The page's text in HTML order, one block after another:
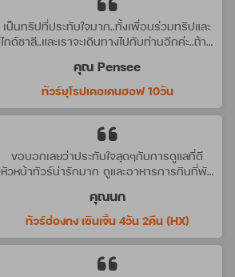
เป็นทริปที่ประทับใจมาก..ทั้งเพื่อนร่วมทริปและ
ไกด์ชาลี..และเราจะเดินทางไปกับท่านอีกค่ะ..ถ้ามี
คุณ Pensee
ทัวร์ยุโรปเคอเคนฮอฟ 10วัน
ขอบอกเลยว่าประทับใจสุดๆกับการดูแลที่ดี
หัวหน้าทัวร์น่ารักมาก ดูและอาหารการกินที่พัก
บริษัทนี้อีกค่ะ
คุณนก
ทัวร์ฮ่องกง เซินเจิ้น 4วัน 2คืน (HX)